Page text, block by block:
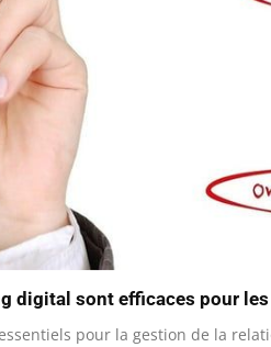
digital sont efficaces pour les
essentiels pour la gestion de la